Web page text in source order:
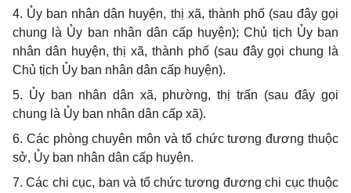
4. Ủy ban nhân dân huyện, thị xã, thành phố (sau đây gọi
chung là Ủy ban nhân dân cấp huyện); Chủ tịch Ủy ban
nhân dân huyện, thị xã, thành phố (sau đây gọi chung là
Chủ tịch Ủy ban nhân dân cấp huyện).
5. Ủy ban nhân dân xã, phường, thị trấn (sau đây gọi
chung là Ủy ban nhân dân cấp xã).
6. Các phòng chuyên môn và tổ chức tương đương thuộc
sở, Ủy ban nhân dân cấp huyện.
7. Các chi cục, ban và tổ chức tương đương chi cục thuộc